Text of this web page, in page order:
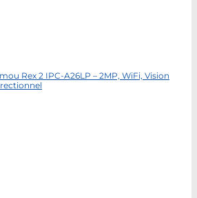
Rex 2 IPC-A26LP – 2MP, WiFi, Vision